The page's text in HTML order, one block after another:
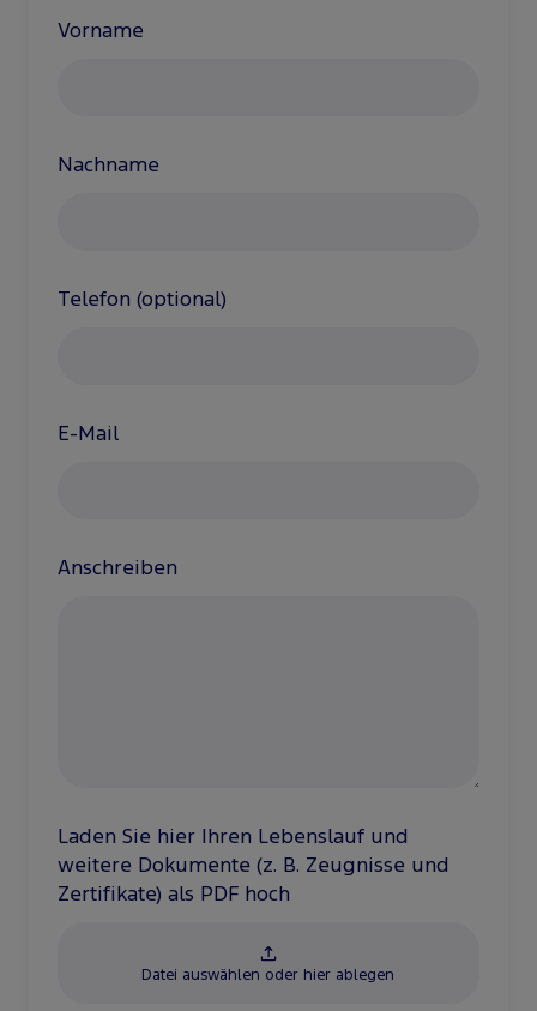
Vorname
Nachname
Telefon (optional)
E-Mail
Anschreiben
Laden Sie hier Ihren Lebenslauf und
weitere Dokumente (z. B. Zeugnisse und
Zertifikate) als PDF hoch
Datei auswählen oder hier ablegen